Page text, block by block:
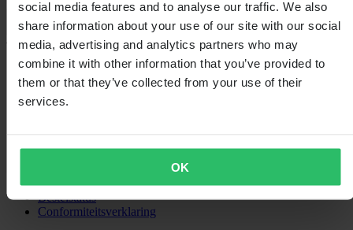
social media features and to analyse our traffic. We also
share information about your use of our site with our social
media, advertising and analytics partners who may
combine it with other information that you’ve provided to
them or that they’ve collected from your use of their
services.
OK
SHOPPEN
Algemene Voorwaarden
Privacybeleid
Claims & klachten
Bestelstatus
Conformiteitsverklaring